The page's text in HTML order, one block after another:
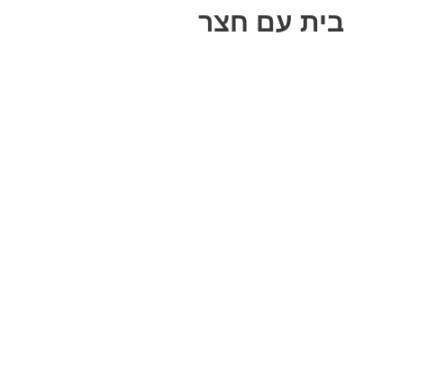
בית עם חצר